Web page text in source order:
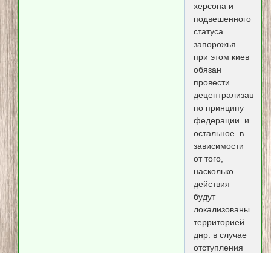
херсона и
подвешенного
статуса
запорожья.
при этом киев
обязан
провести
децентрализацию
по принципу
федерации. и
остальное. в
зависимости
от того,
насколько
действия
будут
локализованы
территорией
днр. в случае
отступления